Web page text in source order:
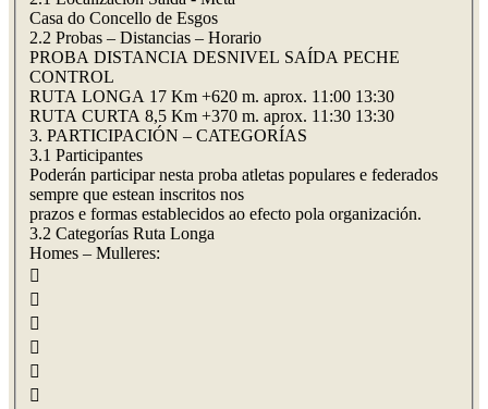
Casa do Concello de Esgos
2.2 Probas – Distancias – Horario
PROBA DISTANCIA DESNIVEL SAÍDA PECHE
CONTROL
RUTA LONGA 17 Km +620 m. aprox. 11:00 13:30
RUTA CURTA 8,5 Km +370 m. aprox. 11:30 13:30
3. PARTICIPACIÓN – CATEGORÍAS
3.1 Participantes
Poderán participar nesta proba atletas populares e federados
sempre que estean inscritos nos
prazos e formas establecidos ao efecto pola organización.
3.2 Categorías Ruta Longa
Homes – Mulleres:





